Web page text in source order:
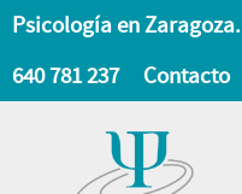
Psicología en Zaragoza.
640 781 237
Contacto